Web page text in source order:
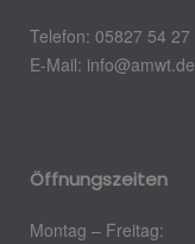
Telefon: 05827 54 27
E-Mail: info@amwt.de
Öffnungszeiten
Montag – Freitag: